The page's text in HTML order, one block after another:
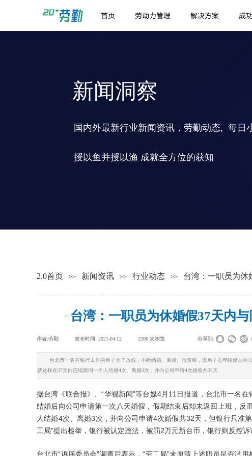
首页 劳动力管理 解决方案 成
国内外最新行业新闻资讯，劳勤动态, 每日
授以鱼并授以渔 成就全方位的获知
新闻洞察
2.0首页 >> 新闻资讯 >> 行业动态 >> 台湾：一职员为休
台湾：一职员为休婚假37天内
作者:劳勤 发布时间: 2021-04-12 2206 次浏览 分享到:
台北市一名在银行工作的男子为了放假，不断结婚、离婚。报道称，该男子去年结婚后
就这样在37天内连续跟同一个人结婚4次、离婚3次，并向公司申请4次婚假共32天
据台湾《联合报》、“华视新闻”等台媒4月11日报道，台北市一名
结婚后向公司申请第一次八天婚假，假期结束后却未返回上班，
人结婚4次、离婚3次，并向公司申请4次婚假共32天，但银行只准
工局”提出检举，银行被认定违法，被罚2万元新台币，银行则反控诉
台北市“诉愿委员会”调查后表示，“劳工局”未厘清上述职员是否滥